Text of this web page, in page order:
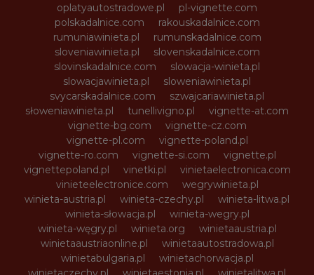
oplatyautostradowe.pl
pl-vignette.com
polskadalnice.com
rakouskadalnice.com
rumuniawinieta.pl
rumunskadalnice.com
sloveniawinieta.pl
slovenskadalnice.com
slovinskadalnice.com
slowacja-winieta.pl
slowacjawinieta.pl
sloweniawinieta.pl
svycarskadalnice.com
szwajcariawinieta.pl
słoweniawinieta.pl
tunellivigno.pl
vignette-at.com
vignette-bg.com
vignette-cz.com
vignette-pl.com
vignette-poland.pl
vignette-ro.com
vignette-si.com
vignette.pl
vignettepoland.pl
vinetki.pl
vinietaelectronica.com
vinieteelectronice.com
wegrywinieta.pl
winieta-austria.pl
winieta-czechy.pl
winieta-litwa.pl
winieta-słowacja.pl
winieta-wegry.pl
winieta-węgry.pl
winieta.org
winietaaustria.pl
winietaaustriaonline.pl
winietaautostradowa.pl
winietabulgaria.pl
winietachorwacja.pl